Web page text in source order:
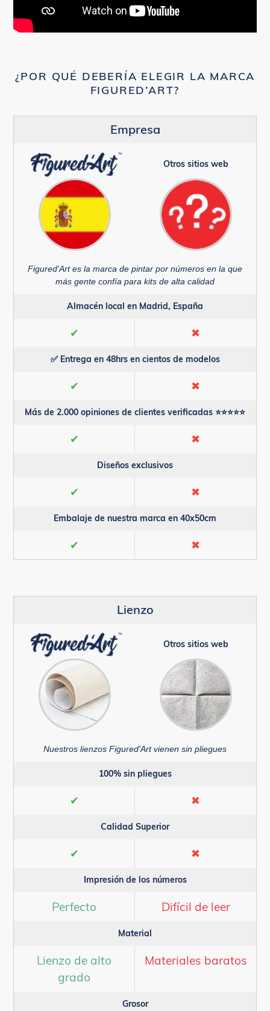
¿POR QUÉ DEBERÍA ELEGIR LA MARCA
FIGURED’ART?
Empresa
Otros sitios web
Figured'Art es la marca de pintar por números en la que
más gente confía para kits de alta calidad
Almacén local en Madrid, España
✔ ✖
✅ Entrega en 48hrs en cientos de modelos
✔ ✖
Más de 2.000 opiniones de clientes verificadas ⭐⭐⭐⭐⭐
✔ ✖
Diseños exclusivos
✔ ✖
Embalaje de nuestra marca en 40x50cm
✔ ✖
Lienzo
Otros sitios web
Nuestros lienzos Figured'Art vienen sin pliegues
100% sin pliegues
✔ ✖
Calidad Superior
✔ ✖
Impresión de los números
Perfecto Difícil de leer
Material
Lienzo de alto
grado
Materiales baratos
Grosor